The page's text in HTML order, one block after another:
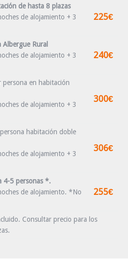
de hasta 8 plazas
de alojamiento + 3
225€
Albergue Rural
de alojamiento + 3
240€
persona en habitación
de alojamiento + 3
300€
habitación doble
de alojamiento + 3
306€
4-5 personas *.
de alojamiento. *No
255€
Consultar precio para los